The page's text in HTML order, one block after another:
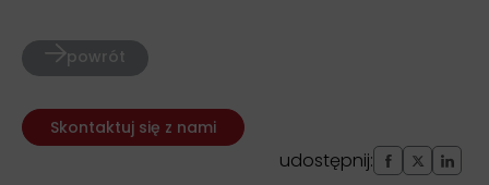
powrót
Skontaktuj się z nami
udostępnij: